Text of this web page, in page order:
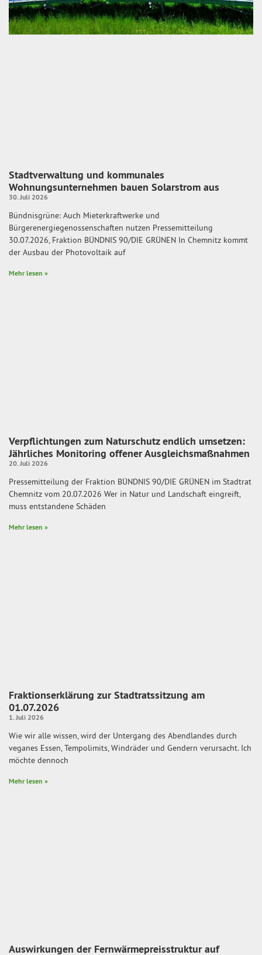
Stadtverwaltung und kommunales
Wohnungsunternehmen bauen Solarstrom aus
30. Juli 2026
Bündnisgrüne: Auch Mieterkraftwerke und
Bürgerenergiegenossenschaften nutzen Pressemitteilung
30.07.2026, Fraktion BÜNDNIS 90/DIE GRÜNEN In Chemnitz kommt
der Ausbau der Photovoltaik auf
Mehr lesen »
Verpflichtungen zum Naturschutz endlich umsetzen:
Jährliches Monitoring offener Ausgleichsmaßnahmen
20. Juli 2026
Pressemitteilung der Fraktion BÜNDNIS 90/DIE GRÜNEN im Stadtrat
Chemnitz vom 20.07.2026 Wer in Natur und Landschaft eingreift,
muss entstandene Schäden
Mehr lesen »
Fraktionserklärung zur Stadtratssitzung am
01.07.2026
1. Juli 2026
Wie wir alle wissen, wird der Untergang des Abendlandes durch
veganes Essen, Tempolimits, Windräder und Gendern verursacht. Ich
möchte dennoch
Mehr lesen »
Auswirkungen der Fernwärmepreisstruktur auf